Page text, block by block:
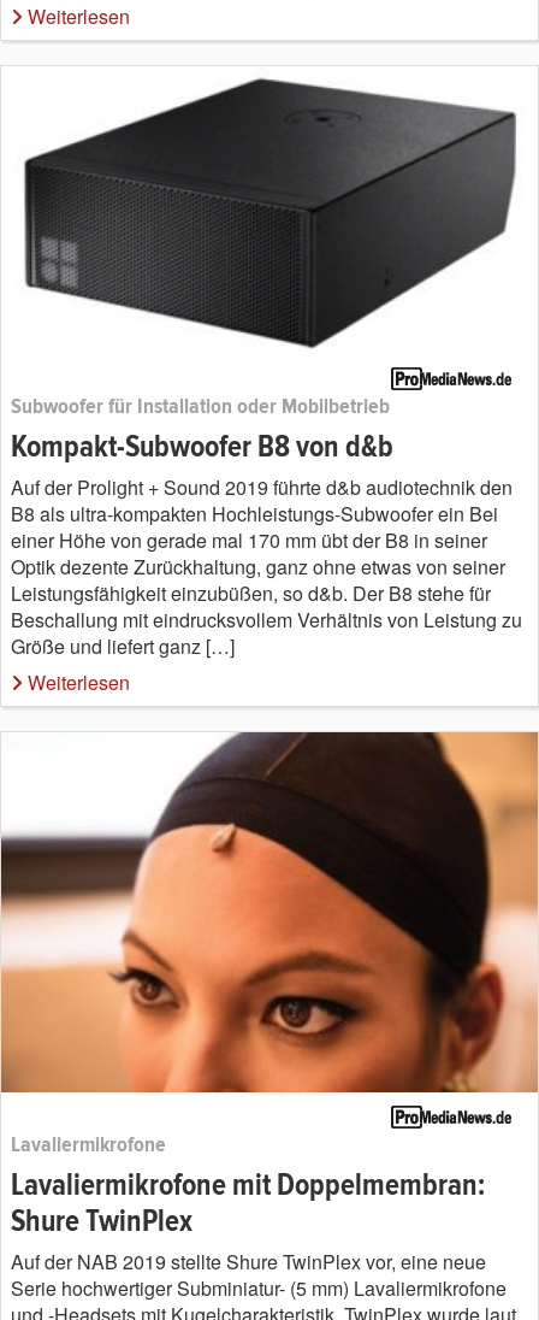
Weiterlesen
Subwoofer für Installation oder Mobilbetrieb
Kompakt-Subwoofer B8 von d&b
Auf der Prolight + Sound 2019 führte d&b audiotechnik den
B8 als ultra-kompakten Hochleistungs-Subwoofer ein Bei
einer Höhe von gerade mal 170 mm übt der B8 in seiner
Optik dezente Zurückhaltung, ganz ohne etwas von seiner
Leistungsfähigkeit einzubüßen, so d&b. Der B8 stehe für
Beschallung mit eindrucksvollem Verhältnis von Leistung zu
Größe und liefert ganz […]
Weiterlesen
Lavaliermikrofone
Lavaliermikrofone mit Doppelmembran:
Shure TwinPlex
Auf der NAB 2019 stellte Shure TwinPlex vor, eine neue
Serie hochwertiger Subminiatur- (5 mm) Lavaliermikrofone
und -Headsets mit Kugelcharakteristik. TwinPlex wurde laut